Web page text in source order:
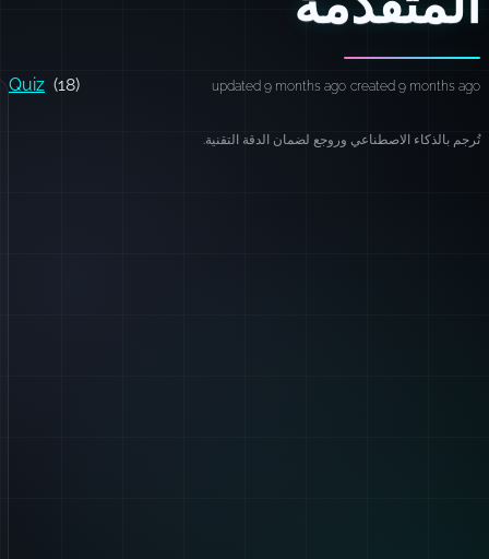
created 9 months ago
updated 9 months ago
Quiz (18)
تُرجم بالذكاء الاصطناعي وروجع لضمان الدقة التقنية.